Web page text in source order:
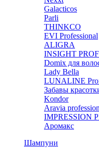
Galacticos
Parli
THINKCO
EVI Professional
ALIGRA
INSIGHT
Domix для
Lady Bella
LUNALINE
Забавы
Kondor
Aravia
IMPRESSION
Аромакс
Шампуни